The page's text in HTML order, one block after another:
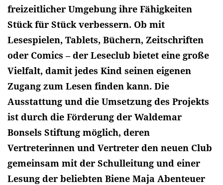
freizeitlicher Umgebung ihre Fähigkeiten
Stück für Stück verbessern. Ob mit
Lesespielen, Tablets, Büchern, Zeitschriften
oder Comics – der Leseclub bietet eine große
Vielfalt, damit jedes Kind seinen eigenen
Zugang zum Lesen finden kann. Die
Ausstattung und die Umsetzung des Projekts
ist durch die Förderung der Waldemar
Bonsels Stiftung möglich, deren
Vertreterinnen und Vertreter den neuen Club
gemeinsam mit der Schulleitung und einer
Lesung der beliebten Biene Maja Abenteuer